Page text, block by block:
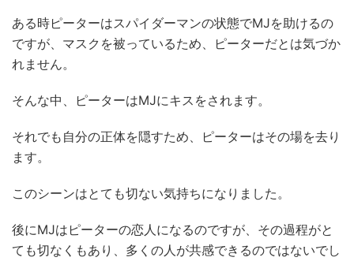
ある時ピーターはスパイダーマンの状態でMJを助けるの
ですが、マスクを被っているため、ピーターだとは気づか
れません。
そんな中、ピーターはMJにキスをされます。
それでも自分の正体を隠すため、ピーターはその場を去り
ます。
このシーンはとても切ない気持ちになりました。
後にMJはピーターの恋人になるのですが、その過程がと
ても切なくもあり、多くの人が共感できるのではないでし